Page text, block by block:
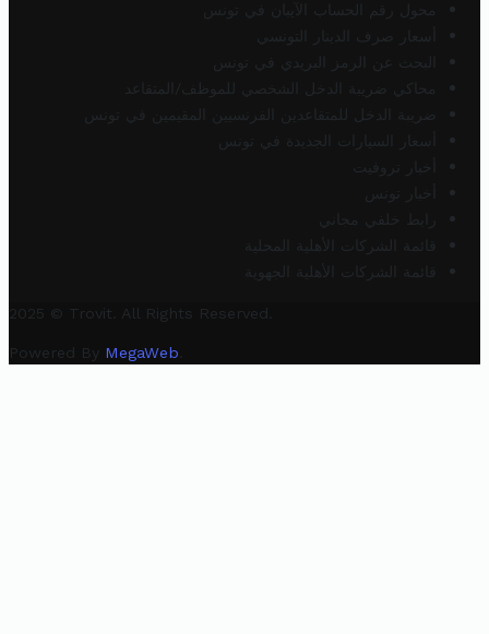
محول رقم الحساب الآيبان في تونس
أسعار صرف الدينار التونسي
البحث عن الرمز البريدي في تونس
محاكي ضريبة الدخل الشخصي للموظف/المتقاعد
ضريبة الدخل للمتقاعدين الفرنسيين المقيمين في تونس
أسعار السيارات الجديدة في تونس
أخبار تروفيت
أخبار تونس
رابط خلفي مجاني
قائمة الشركات الأهلية المحلية
قائمة الشركات الأهلية الجهوية
2025 © Trovit. All Rights Reserved.
Powered By MegaWeb